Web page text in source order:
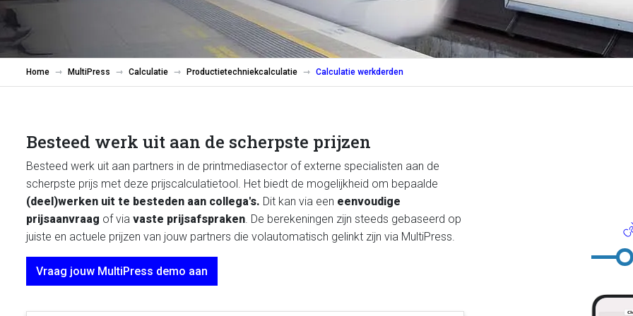
Home MultiPress Calculatie Productietechniekcalculatie Calculatie werkderden
Besteed werk uit aan de scherpste prijzen
Besteed werk uit aan partners in de printmediasector of externe specialisten aan de
scherpste prijs met deze prijscalculatietool. Het biedt de mogelijkheid om bepaalde
(deel)werken uit te besteden aan collega's. Dit kan via een eenvoudige
prijsaanvraag of via vaste prijsafspraken. De berekeningen zijn steeds gebaseerd op
juiste en actuele prijzen van jouw partners die volautomatisch gelinkt zijn via MultiPress.
Vraag jouw MultiPress demo aan